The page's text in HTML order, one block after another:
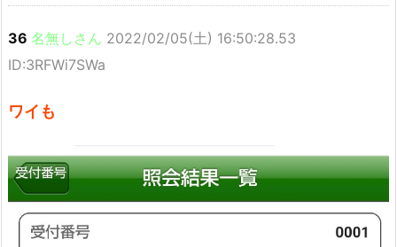
36 名無しさん 2022/02/05(土) 16:50:28.53
ID:3RFWi7SWa
ワイも